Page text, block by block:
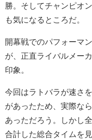
勝。そしてチャンピオ
も気になるところだ。
開幕戦でのパフォーマ
が、正直ライバルメー
印象。
今回はラトバラが速さ
があったため、実際な
あっただろう。しかし
合計した総合タイムを